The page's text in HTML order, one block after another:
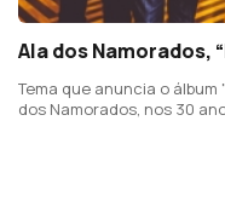
Ala dos Namorados,
Tema que anuncia o álbum
dos Namorados, nos 30